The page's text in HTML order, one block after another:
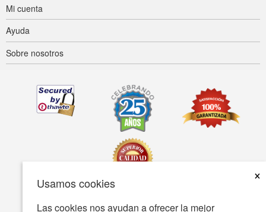
Usamos cookies
×
Las cookies nos ayudan a ofrecer la mejor
Mi cuenta
Ayuda
Sobre nosotros
Accesibilidad Condiciones de uso Política de privacidad